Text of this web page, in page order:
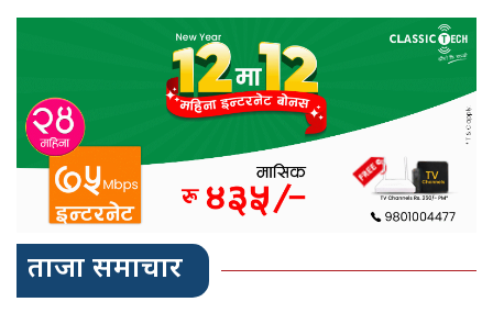
ताजा समाचार